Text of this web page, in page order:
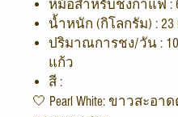
หม้อสำหรับชงกาแฟ :
น้ำหนัก (กิโลกรัม) : 23
ปริมาณการชง/วัน :
แก้ว
สี :
🤍 Pearl White: ขาวสะอา